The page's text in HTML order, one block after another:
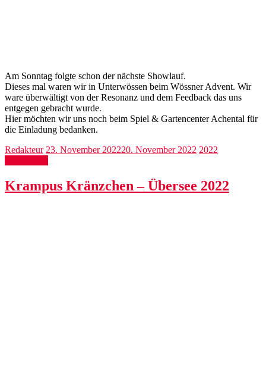
Am Sonntag folgte schon der nächste Showlauf.
Dieses mal waren wir in Unterwössen beim Wössner Advent. Wir
ware überwältigt von der Resonanz und dem Feedback das uns
entgegen gebracht wurde.
Hier möchten wir uns noch beim Spiel & Gartencenter Achental für
die Einladung bedanken.
Redakteur 23. November 202220. November 2022 2022
Krampus Kränzchen – Übersee 2022